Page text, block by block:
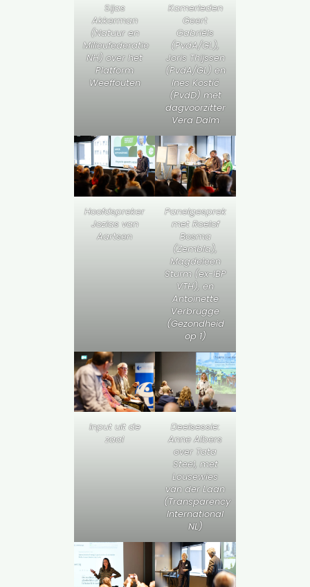
Sijas
Akkerman
(Natuur en
Milieufederatie
NH) over het
Platform
Weeffouten
Kamerleden
Geert
Gabriëls
(PvdA/GL),
Joris Thijssen
(PvdA/GL) en
Ines Kostić
(PvdD) met
dagvoorzitter
Vera Dalm
Hoofdspreker
Jozias van
Aartsen
Panelgesprek
met Roelof
Bosma
(Zembla),
Magdeleen
Sturm (ex-IBP
VTH), en
Antoinette
Verbrugge
(Gezondheid
op 1)
Input uit de
zaal
Deelsessie:
Anne Albers
over Tata
Steel, met
Lousewies
van der Laan
(Transparency
International
NL)